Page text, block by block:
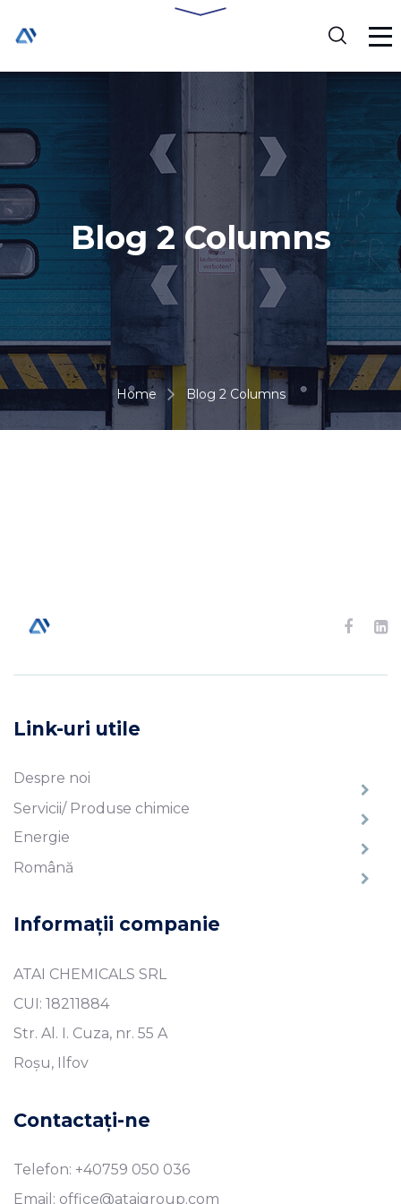
Blog 2 Columns
Home Blog 2 Columns
Link-uri utile
Despre noi
Servicii/ Produse chimice
Energie
Română
Informații companie
ATAI CHEMICALS SRL
CUI: 18211884
Str. Al. I. Cuza, nr. 55 A
Roșu, Ilfov
Contactați-ne
Telefon: +40759 050 036
Email: office@ataigroup.com